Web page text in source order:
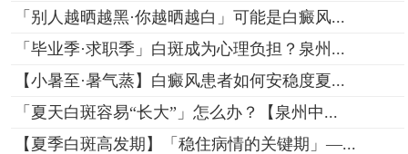
「别人越晒越黑·你越晒越白」可能是白癜风...
「毕业季·求职季」白斑成为心理负担？泉州...
【小暑至·暑气蒸】白癜风患者如何安稳度夏...
「夏天白斑容易“长大”」怎么办？【泉州中...
【夏季白斑高发期】「稳住病情的关键期」—...